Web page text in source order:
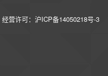
经营许可：沪ICP备14050218号-3